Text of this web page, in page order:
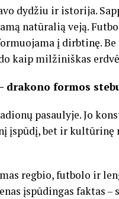
dydžiu ir istorija.
natūralią veją.
į dirbtinę.
kaip milžiniškas
drakono formos
pasaulyje. Jo
įspūdį, bet ir kultūrinę
regbio, futbolo ir
įspūdingas faktas